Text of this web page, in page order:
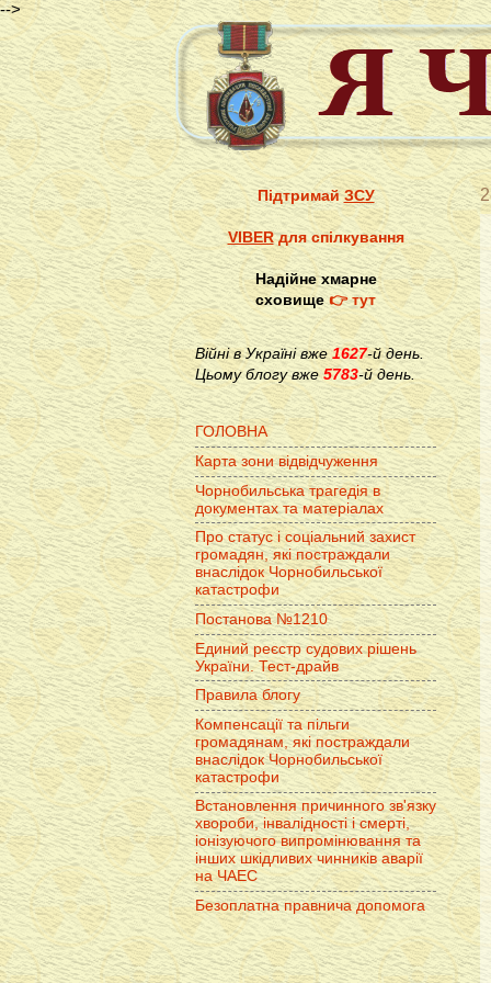
-->
ПідтримайЗСУ
VIBERдля спілкування
Надійне хмарне
сховище👉 тут
Війні в Україні вже1627-й день.
Цьому блогу вже 5783-й день.
ГОЛОВНА
Карта зони відвідчуження
Чорнобильська трагедія в
документах та матеріалах
Про статус і соціальний захист
громадян, які постраждали
внаслідок Чорнобильської
катастрофи
Постанова №1210
Единий реєстр судових рішень
України. Тест-драйв
Правила блогу
Компенсації та пільги
громадянам, які постраждали
внаслідок Чорнобильської
катастрофи
Встановлення причинного зв'язку
хвороби, інвалідності і смерті,
іонізуючого випромінювання та
інших шкідливих чинників аварії
на ЧАЕС
Безоплатна правнича допомога